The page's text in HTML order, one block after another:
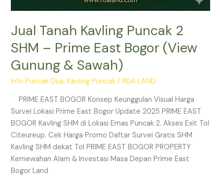
Jual Tanah Kavling Puncak 2
SHM – Prime East Bogor (View
Gunung & Sawah)
Info Puncak Dua,Kavling Puncak /RDA LAND
PRIME EAST BOGOR Konsep Keunggulan Visual Harga
Survei Lokasi Prime East Bogor Update 2025 PRIME EAST
BOGOR Kavling SHM di Lokasi Emas Puncak 2. Akses Exit Tol
Citeureup. Cek Harga Promo Daftar Survei Gratis SHM
Kavling SHM dekat Tol PRIME EAST BOGOR PROPERTY
Kemewahan Alam & Investasi Masa Depan Prime East
Bogor Land